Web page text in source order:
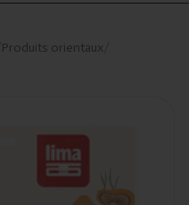
Produits orientaux